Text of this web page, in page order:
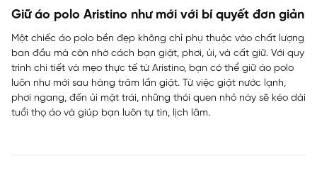
Giữ áo polo Aristino như mới với bí quyết đơn giản
Một chiếc áo polo bền đẹp không chỉ phụ thuộc vào chất lượng
ban đầu mà còn nhờ cách bạn giặt, phơi, ủi, và cất giữ. Với quy
trình chi tiết và mẹo thực tế từ Aristino, bạn có thể giữ áo polo
luôn như mới sau hàng trăm lần giặt. Từ việc giặt nước lạnh,
phơi ngang, đến ủi mặt trái, những thói quen nhỏ này sẽ kéo dài
tuổi thọ áo và giúp bạn luôn tự tin, lịch lãm.